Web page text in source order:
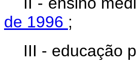
de 1996 ;
III - educação